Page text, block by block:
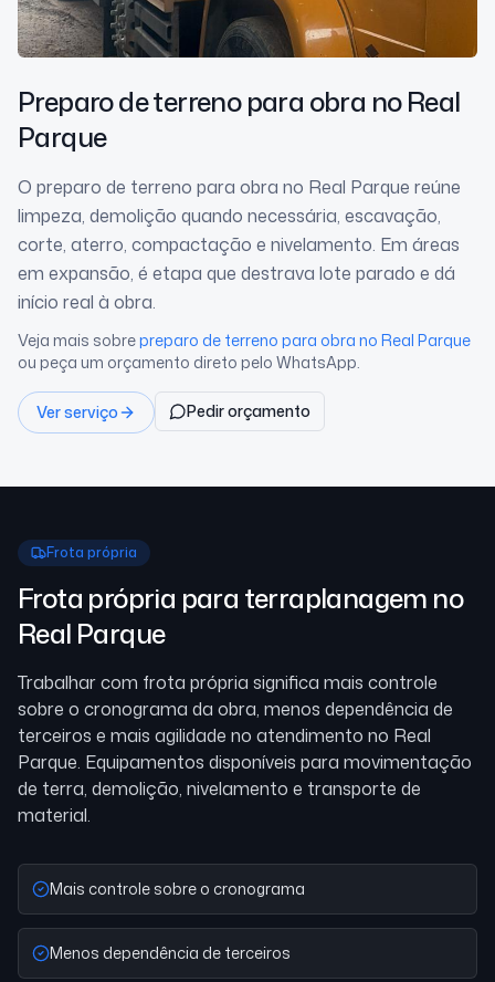
Preparo de terreno para obra no Real
Parque
O preparo de terreno para obra no Real Parque reúne
limpeza, demolição quando necessária, escavação,
corte, aterro, compactação e nivelamento. Em áreas
em expansão, é etapa que destrava lote parado e dá
início real à obra.
Veja mais sobrepreparo de terreno para obra no Real Parque
ou peça um orçamento direto pelo WhatsApp.
Ver serviço Pedir orçamento
Frota própria
Frota própria para terraplanagem no
Real Parque
Trabalhar com frota própria significa mais controle
sobre o cronograma da obra, menos dependência de
terceiros e mais agilidade no atendimento no Real
Parque. Equipamentos disponíveis para movimentação
de terra, demolição, nivelamento e transporte de
material.
Mais controle sobre o cronograma
Menos dependência de terceiros